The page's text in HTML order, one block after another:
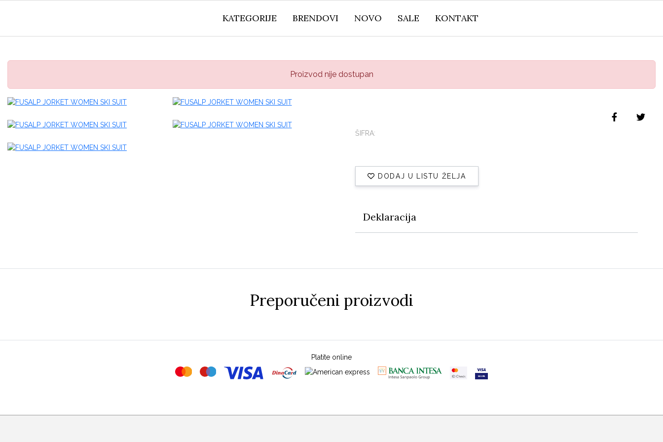
KATEGORIJE BRENDOVI NOVO SALE KONTAKT
Proizvod nije dostupan
ŠIFRA:
DODAJ U LISTU ŽELJA
Deklaracija
Preporučeni proizvodi
Platite online